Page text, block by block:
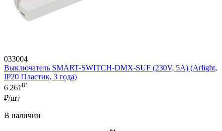
033004
Выключатель SMART-SWITCH-DMX-SUF (230V, 5A) (Arlight,
IP20 Пластик, 3 года)
6 261 81
₽/шт
В наличии